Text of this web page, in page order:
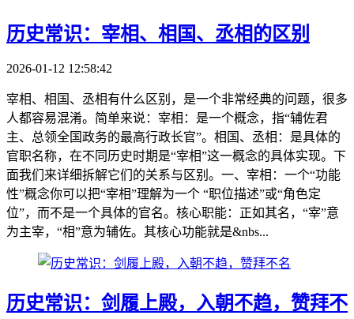
历史常识：宰相、相国、丞相的区别
2026-01-12 12:58:42
宰相、相国、丞相有什么区别，是一个非常经典的问题，很多
人都容易混淆。简单来说：宰相：是一个概念，指“辅佐君
主、总领全国政务的最高行政长官”。相国、丞相：是具体的
官职名称，在不同历史时期是“宰相”这一概念的具体实现。下
面我们来详细拆解它们的关系与区别。一、宰相：一个“功能
性”概念你可以把“宰相”理解为一个 “职位描述”或“角色定
位”，而不是一个具体的官名。核心职能：正如其名，“宰”意
为主宰，“相”意为辅佐。其核心功能就是&nbs...
历史常识：剑履上殿，入朝不趋，赞拜不